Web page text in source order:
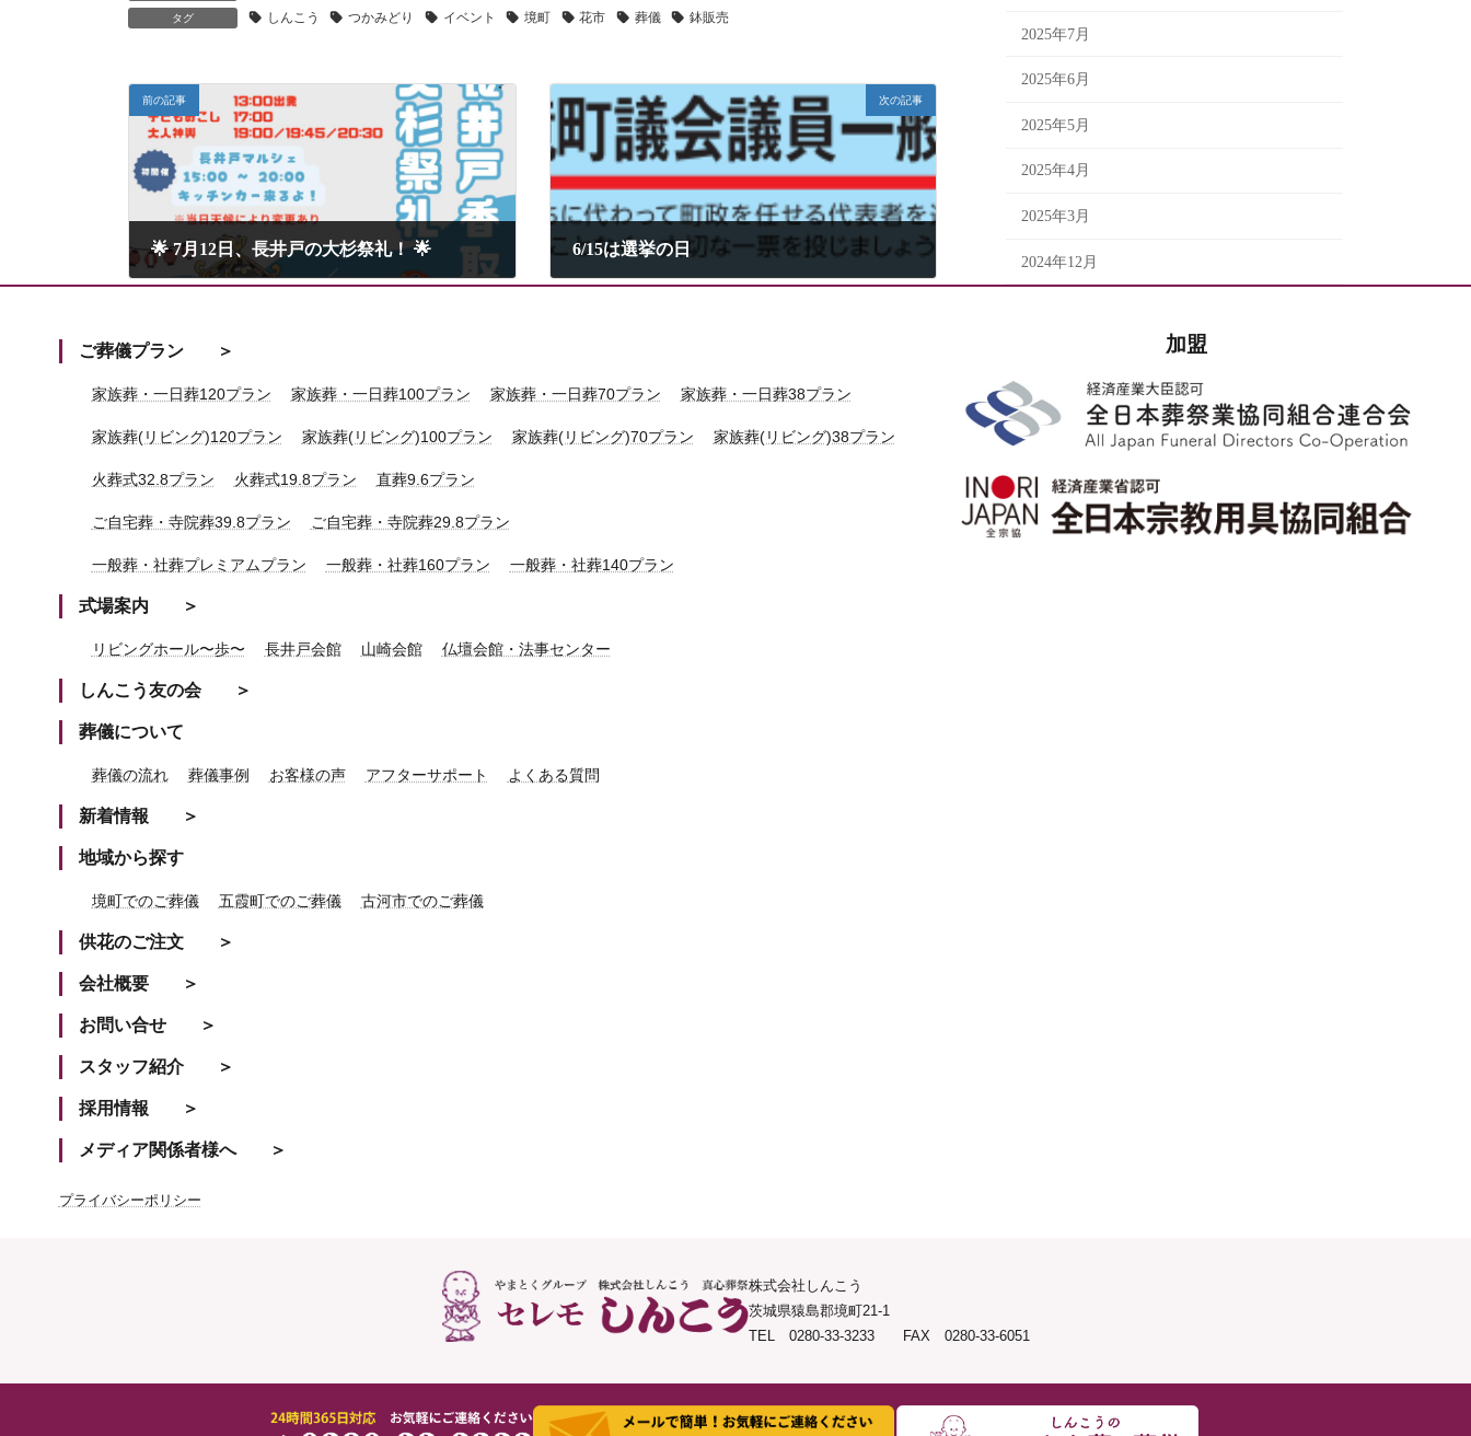
タグ しんこう つかみどり イベント 境町 花市 葬儀 鉢販売
前の記事
🌟 7月12日、長井戸の大杉祭礼！ 🌟
2025年6月2日
次の記事
6/15は選挙の日
2025年6月12日
2025年7月
2025年6月
2025年5月
2025年4月
2025年3月
2024年12月
ご葬儀プラン
家族葬・一日葬120プラン 家族葬・一日葬100プラン 家族葬・一日葬70プラン 家族葬・一日葬38プラン
家族葬(リビング)120プラン 家族葬(リビング)100プラン 家族葬(リビング)70プラン 家族葬(リビング)38プラン
火葬式32.8プラン 火葬式19.8プラン 直葬9.6プラン
ご自宅葬・寺院葬39.8プラン ご自宅葬・寺院葬29.8プラン
一般葬・社葬プレミアムプラン 一般葬・社葬160プラン 一般葬・社葬140プラン
式場案内
リビングホール〜歩〜 長井戸会館 山崎会館 仏壇会館・法事センター
しんこう友の会
葬儀について
葬儀の流れ 葬儀事例 お客様の声 アフターサポート よくある質問
新着情報
地域から探す
境町でのご葬儀 五霞町でのご葬儀 古河市でのご葬儀
供花のご注文
会社概要
お問い合せ
スタッフ紹介
採用情報
メディア関係者様へ
プライバシーポリシー
加盟
株式会社しんこう
茨城県猿島郡境町21-1
TEL 0280-33-3233 FAX 0280-33-6051